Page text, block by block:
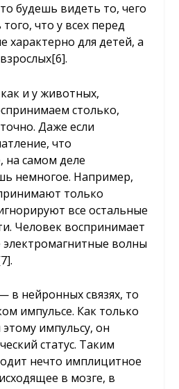
будешь видеть то, чего
что у всех перед
характерно для детей, а
[6].
и у животных,
столько,
Даже если
что
на самом деле
немногое. Например,
только
все остальные
Человек воспринимает
волны
.
в нейронных связях, то
импульсе. Как только
импульсу, он
статус. Таким
нечто имплицитное
в мозге, в